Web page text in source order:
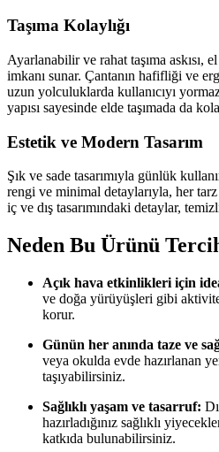
Taşıma Kolaylığı
Ayarlanabilir ve rahat taşıma askısı,
imkanı sunar. Çantanın hafifliği ve
uzun yolculuklarda kullanıcıyı
yapısı sayesinde elde taşımada da
Estetik ve Modern Tasarım
Şık ve sade tasarımıyla günlük
rengi ve minimal detaylarıyla, her
iç ve dış tasarımındaki detaylar,
Neden Bu Ürünü
Açık hava etkinlikleri için
ve doğa yürüyüşleri gibi
korur.
Günün her anında taze ve
veya okulda evde hazırlanan
taşıyabilirsiniz.
Sağlıklı yaşam ve tasarruf:
hazırladığınız sağlıklı
katkıda bulunabilirsiniz.